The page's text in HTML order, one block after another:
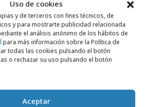
Uso de cookies
y de terceros con fines técnicos, de
y para mostrarte publicidad relacionada
el análisis anónimo de los hábitos de
para más información sobre la Política de
todas las cookies pulsando el botón
o rechazar su uso pulsando el botón
Aceptar